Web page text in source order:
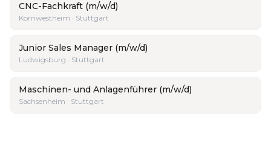
CNC-Fachkraft (m/w/d)
Kornwestheim · Stuttgart
Junior Sales Manager (m/w/d)
Ludwigsburg · Stuttgart
Maschinen- und Anlagenführer (m/w/d)
Sachsenheim · Stuttgart